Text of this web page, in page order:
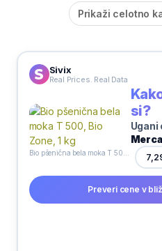
Prikaži celotno
Sivix
Real Prices. Real Data
si?
Ugani
Preveri cene v